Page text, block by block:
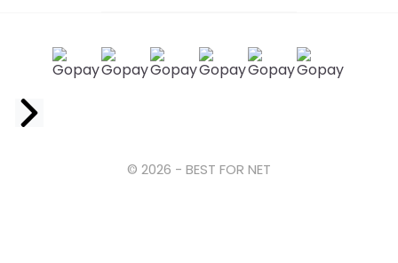
© 2026 - BEST FOR NET